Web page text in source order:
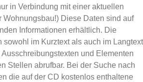
in Verbindung mit einer aktuellen
Wohnungsbau!) Diese Daten sind auf
Informationen erhältlich. Die
sowohl im Kurztext als auch im Langtext
und Elementen
Stellen abrufbar. Bei der Suche nach
die auf der CD kostenlos enthaltene